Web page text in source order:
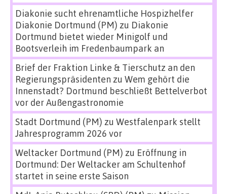
Diakonie sucht ehrenamtliche Hospizhelfer
Diakonie Dortmund (PM) zu Diakonie
Dortmund bietet wieder Minigolf und
Bootsverleih im Fredenbaumpark an
Brief der Fraktion Linke & Tierschutz an den
Regierungspräsidenten zu Wem gehört die
Innenstadt? Dortmund beschließt Bettelverbot
vor der Außengastronomie
Stadt Dortmund (PM) zu Westfalenpark stellt
Jahresprogramm 2026 vor
Weltacker Dortmund (PM) zu Eröffnung in
Dortmund: Der Weltacker am Schultenhof
startet in seine erste Saison